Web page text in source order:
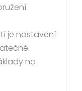
je nastavení
na